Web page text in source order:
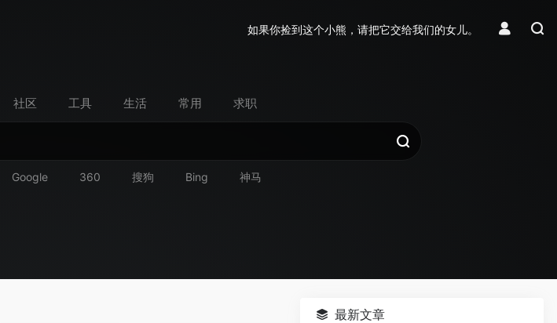
如果你捡到这个小熊，请把它交给我们的女儿。
社区 工具 生活 常用 求职
Google 360 搜狗 Bing 神马
最新文章